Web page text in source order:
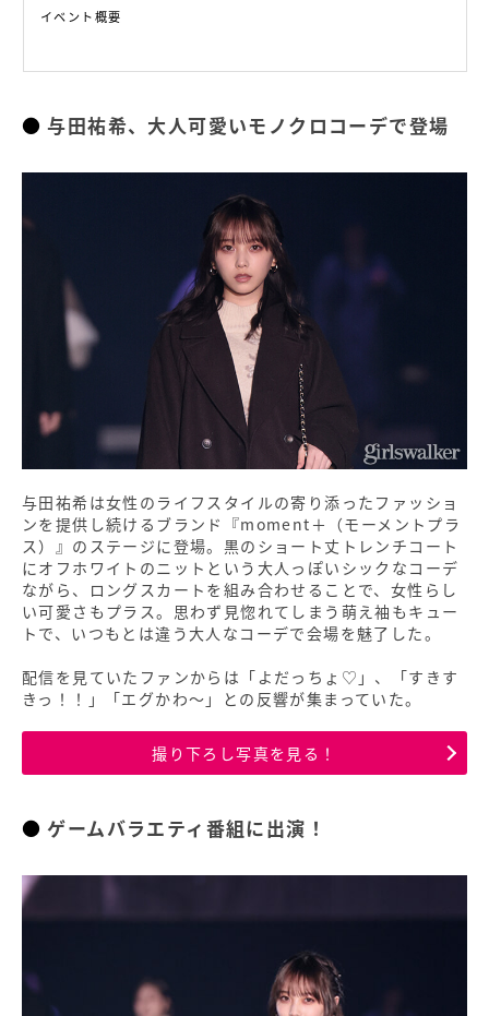
イベント概要
与田祐希、大人可愛いモノクロコーデで登場
与田祐希は女性のライフスタイルの寄り添ったファッショ
ンを提供し続けるブランド『moment＋（モーメントプラ
ス）』のステージに登場。黒のショート丈トレンチコート
にオフホワイトのニットという大人っぽいシックなコーデ
ながら、ロングスカートを組み合わせることで、女性らし
い可愛さもプラス。思わず見惚れてしまう萌え袖もキュー
トで、いつもとは違う大人なコーデで会場を魅了した。
配信を見ていたファンからは「よだっちょ♡」、「すきす
きっ！！」「エグかわ〜」との反響が集まっていた。
撮り下ろし写真を見る！
ゲームバラエティ番組に出演！